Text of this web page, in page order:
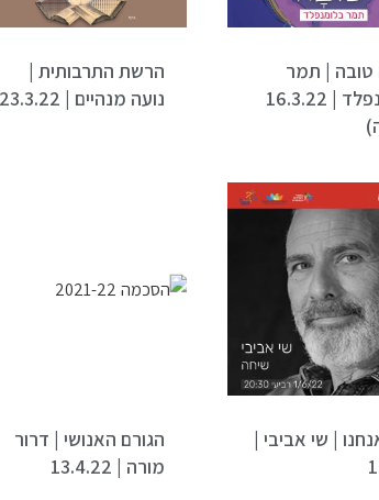
טובה | תמר
בלומנפלד | 16.3.22
הרשת התרבותית |
נועה מנהיים | 23.3.22
| שי אביבי |
הגורם האנושי | דרור
מורה | 13.4.22